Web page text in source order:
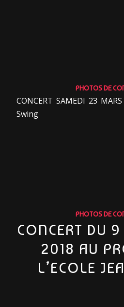
PHOTOS DE
CONCERT SAMEDI 23
Swing
PHOTOS DE
CONCERT DU 9
2018 AU
L’ECOLE